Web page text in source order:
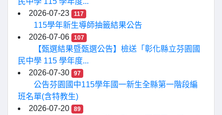
2026-07-23
117
115學年新生導師抽籤結果公告
2026-07-06
107
【甄選結果暨甄選公告】檢送「彰化縣立芬園國
民中學 115 學年度...
2026-07-30
97
公告芬園國中115學年國一新生全縣第一階段編
班名單(含特教生)
2026-07-20
89